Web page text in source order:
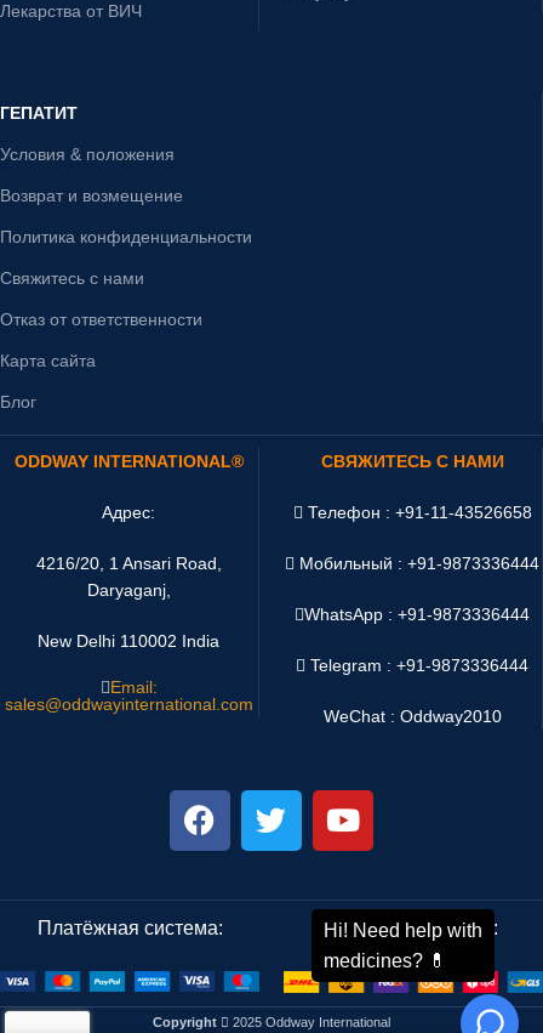
Лекарства от ВИЧ
ГЕПАТИТ
Условия & положения
Возврат и возмещение
Политика конфиденциальности
Свяжитесь с нами
Отказ от ответственности
Карта сайта
Блог
ODDWAY INTERNATIONAL®
Адрес:
4216/20, 1 Ansari Road,
Daryaganj,
New Delhi 110002 India
Email:
sales@oddwayinternational.com
СВЯЖИТЕСЬ С НАМИ
Телефон : +91-11-43526658
Мобильный : +91-9873336444
WhatsApp :+91-9873336444
Telegram : +91-9873336444
WeChat : Oddway2010
Платёжная система: Система доставки:
Copyright 2025 Oddway International